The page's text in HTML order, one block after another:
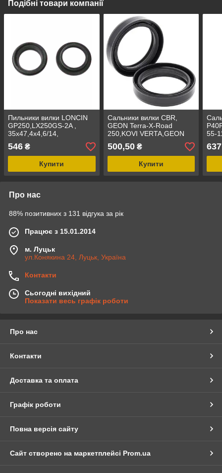
Подібні товари компанії
Пильники вилки LONCIN
GP250,LX250GS-2A ,
35x47,4x4,6/14,
P40FORK455182
546 ₴
Купити
Сальники вилки CBR,
GEON Terra-X-Road
250,KOVI VERTA,GEON
TERRA-X 250,LX250GY-3,
41x54x11,P40FORK455054,55-
119
500,50₴
Купити
55-
637
Про нас
88% позитивних з 131 відгука за рік
Працює з 15.01.2014
м. Луцьк
ул.Конякина 24, Луцьк, Україна
Контакти
Сьогодні вихідний
Показати весь графік роботи
Про нас
Контакти
Доставка та оплата
Графік роботи
Повна версія сайту
Сайт створено на маркетплейсі Prom.ua